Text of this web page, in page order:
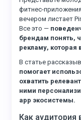
фитнес-
вечером листает
Все это —
брендам понять,
рекламу, которая
В статье
помогает
охватить
ними
app экосистемы.
Как аудитория